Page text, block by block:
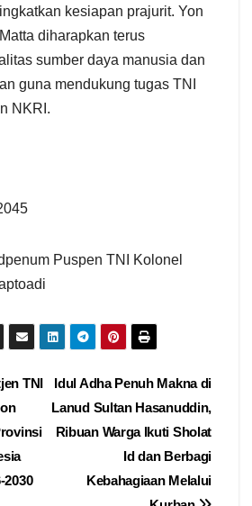
kesiapan prajurit. Yon
diharapkan terus
sumber daya manusia dan
guna mendukung tugas TNI
NKRI.
Puspen TNI Kolonel
Idul Adha Penuh Makna di
Lanud Sultan Hasanuddin,
Ribuan Warga Ikuti Sholat
Id dan Berbagi
Kebahagiaan Melalui
TNI
2030